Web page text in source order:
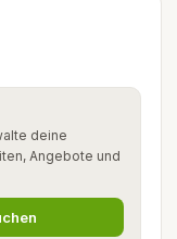
deine
Angebote und